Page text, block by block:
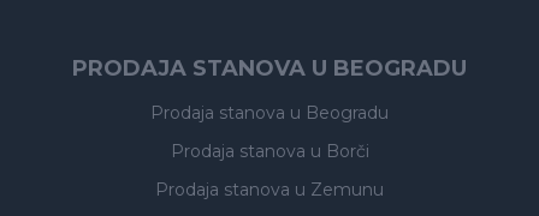
PRODAJA STANOVA U BEOGRADU
Prodaja stanova u Beogradu
Prodaja stanova u Borči
Prodaja stanova u Zemunu